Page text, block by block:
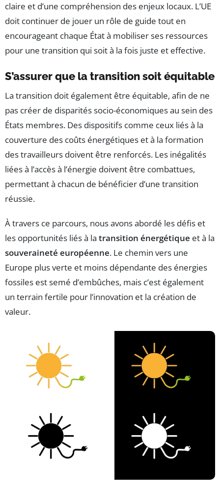
claire et d’une compréhension des enjeux locaux. L’UE
doit continuer de jouer un rôle de guide tout en
encourageant chaque État à mobiliser ses ressources
pour une transition qui soit à la fois juste et effective.
S’assurer que la transition soit équitable
La transition doit également être équitable, afin de ne
pas créer de disparités socio-économiques au sein des
États membres. Des dispositifs comme ceux liés à la
couverture des coûts énergétiques et à la formation
des travailleurs doivent être renforcés. Les inégalités
liées à l’accès à l’énergie doivent être combattues,
permettant à chacun de bénéficier d’une transition
réussie.
À travers ce parcours, nous avons abordé les défis et
les opportunités liés à la transition énergétique et à la
souveraineté européenne. Le chemin vers une
Europe plus verte et moins dépendante des énergies
fossiles est semé d’embûches, mais c’est également
un terrain fertile pour l’innovation et la création de
valeur.